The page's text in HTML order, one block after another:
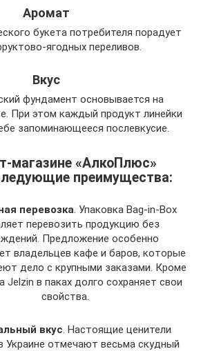
Аромат
букета потребителя порадует
ягодных переливов.
Вкус
фундамент основывается на
При этом каждый продукт линейки
запоминающееся послевкусие.
магазине «АлкоПлюс»
преимущества:
перевозка. Упаковка Bag-in-Box
перевозить продукцию без
Предложение особенно
владельцев кафе и баров, которые
дело с крупными заказами. Кроме
Jelzin в паках долго сохраняет свои
свойства.
вкус. Настоящие ценители
Украине отмечают весьма скудный